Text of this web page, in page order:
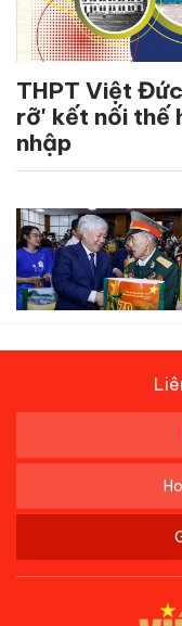
THPT Việt
rỡ' kết nối thế
nhập